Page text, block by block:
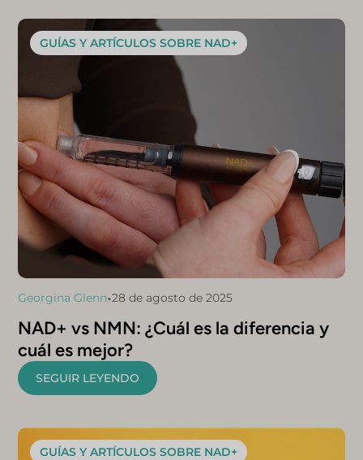
GUÍAS Y ARTÍCULOS SOBRE NAD+
Georgina Glenn•28 de agosto de 2025
NAD+ vs NMN: ¿Cuál es la diferencia y
cuál es mejor?
SEGUIR LEYENDO
GUÍAS Y ARTÍCULOS SOBRE NAD+